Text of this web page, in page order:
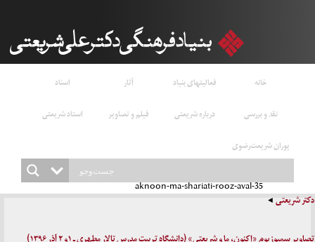
خانه فعالیتهای بنیاد آثار
اسناد
نقد و بررسی
درباره شریعتی فیلم و تصاویر
استاد شریعتی
پوران شریعت‌رضوی
دکتر شریعتی
aknoon-ma-shariati-rooz-aval-35